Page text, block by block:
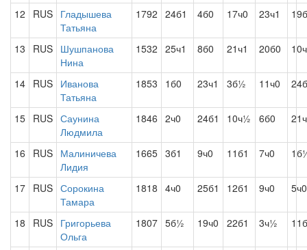
12 RUS Гладышева
Татьяна
1792 24б1 4б0 17ч0 23ч1
13 RUS Шушпанова
Нина
1532 25ч1 8б0 21ч1 20б0
14 RUS Иванова
Татьяна
1853 1б0 23ч1 3б½ 11ч0
15 RUS Саунина
Людмила
1846 2ч0 24б1 10ч½ 6б0
16 RUS Малиничева
Лидия
1665 3б1 9ч0 11б1 7ч0
17 RUS Сорокина
Тамара
1818 4ч0 25б1 12б1 9ч0 5ч0
18 RUS Григорьева
Ольга
1807 5б½ 19ч0 22б1 3ч½